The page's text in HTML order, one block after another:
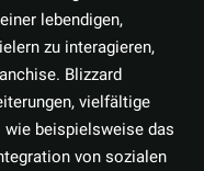
lebendigen,
zu interagieren,
Blizzard
vielfältige
beispielsweise das
von sozialen